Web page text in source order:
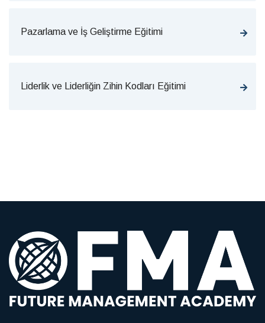
Pazarlama ve İş Geliştirme Eğitimi
Liderlik ve Liderliğin Zihin Kodları Eğitimi